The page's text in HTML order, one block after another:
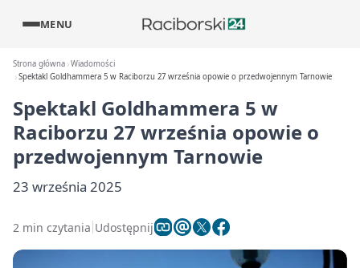
MENU
Strona główna Wiadomości
Spektakl Goldhammera 5 w Raciborzu 27 września opowie o przedwojennym Tarnowie
Spektakl Goldhammera 5 w
Raciborzu 27 września opowie o
przedwojennym Tarnowie
23 września 2025
2 min czytania Udostępnij